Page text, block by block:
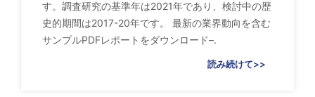
す。調査研究の基準年は2021年であり、検討中の歴
史的期間は2017-20年です。 最新の業界動向を含む
サンプルPDFレポートをダウンロード–.
読み続けて>>